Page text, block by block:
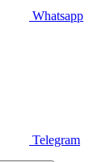
Whatsapp
Telegram